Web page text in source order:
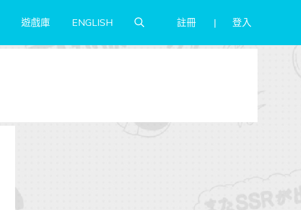
遊戲庫 ENGLISH 註冊 登入